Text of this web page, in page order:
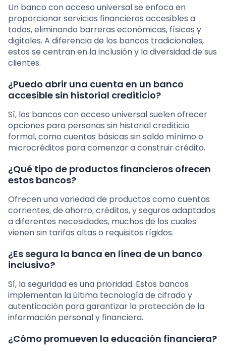
Un banco con acceso universal se enfoca en
proporcionar servicios financieros accesibles a
todos, eliminando barreras económicas, físicas y
digitales. A diferencia de los bancos tradicionales,
estos se centran en la inclusión y la diversidad de sus
clientes.
¿Puedo abrir una cuenta en un banco
accesible sin historial crediticio?
Sí, los bancos con acceso universal suelen ofrecer
opciones para personas sin historial crediticio
formal, como cuentas básicas sin saldo mínimo o
microcréditos para comenzar a construir crédito.
¿Qué tipo de productos financieros ofrecen
estos bancos?
Ofrecen una variedad de productos como cuentas
corrientes, de ahorro, créditos, y seguros adaptados
a diferentes necesidades, muchos de los cuales
vienen sin tarifas altas o requisitos rígidos.
¿Es segura la banca en línea de un banco
inclusivo?
Sí, la seguridad es una prioridad. Estos bancos
implementan la última tecnología de cifrado y
autenticación para garantizar la protección de la
información personal y financiera.
¿Cómo promueven la educación financiera?